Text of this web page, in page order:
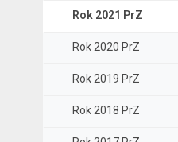
Rok 2021 PrZ
Rok 2020 PrZ
Rok 2019 PrZ
Rok 2018 PrZ